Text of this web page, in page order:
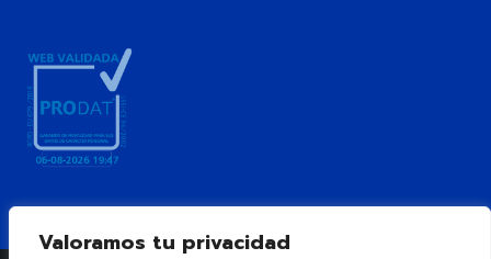
Valoramos tu privacidad